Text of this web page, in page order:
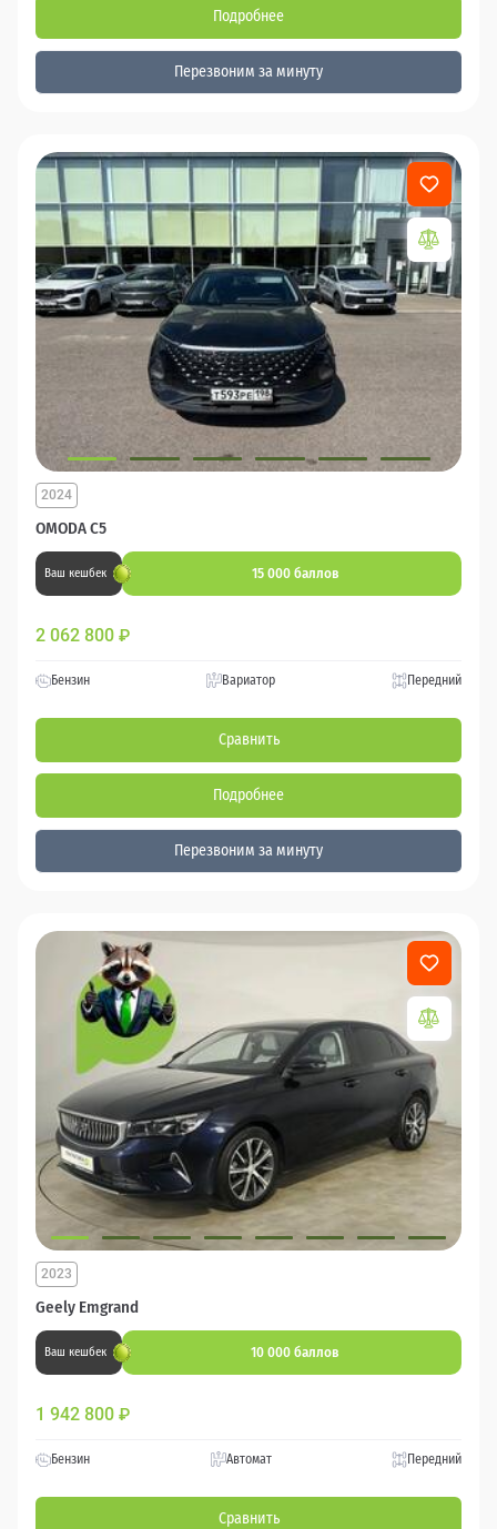
Подробнее
Перезвоним за минуту
OMODA C5
2024
Ваш кешбек 15 000 баллов
2 062 800 ₽
Бензин Вариатор Передний
Сравнить
Подробнее
Перезвоним за минуту
Geely Emgrand
2023
Ваш кешбек 10 000 баллов
1 942 800 ₽
Бензин Автомат Передний
Сравнить